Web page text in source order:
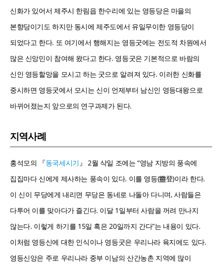
신화가 있어서 제주시 한림읍 한수리에 있는 영등당은 마을의
본향당이기도 하지만 동시에 제주도에서 유일무이한 영등당이
되었다고 한다. 또 여기에서 행해지는 영등굿에는 전도적 차원에서
많은 신앙민이 참여해 왔다고 한다. 영등굿은 기본적으로 바람의
신인 영등할망을 모시고 하는 굿으로 알려져 있다. 이러한 신화를
중시하면 영등굿에서 모시는 신이 언제부터 남신인 영등대왕으로
바뀌어졌는지 앞으로의 연구과제가 된다.
지역사례
홍석모의 『동국세시기』 2월 삭일 조에는 “영남 지방의 풍속에
집집마다 신에게 제사하는 풍속이 있다. 이를 영등(靈登)이라 한다.
이 신이 무당에게 내리면 무당은 동네로 나돌아 다니며, 사람들은
다투어 이를 맞아다가 즐긴다. 이달 1일부터 사람을 꺼려 만나지
않는다. 이렇게 하기를 15일 혹은 20일까지 간다”는 내용이 있다.
이처럼 영등신에 대한 인식이나 영등굿은 우리나라 육지에도 있다.
영등신앙은 주로 우리나라 중부 이남의 산간농촌 지역에 많이